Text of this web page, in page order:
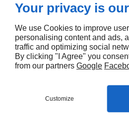
GEL DE CONTACT
Your privacy is
We use Cookies to improve
personalising content and ads,
traffic and optimizing social
By clicking "I Agree" you
from our partners Google
Customize